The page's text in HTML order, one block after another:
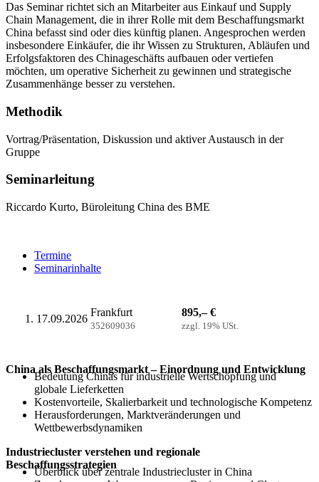
Das Seminar richtet sich an Mitarbeiter aus Einkauf und Supply
Chain Management, die in ihrer Rolle mit dem Beschaffungsmarkt
China befasst sind oder dies künftig planen. Angesprochen werden
insbesondere Einkäufer, die ihr Wissen zu Strukturen, Abläufen und
Erfolgsfaktoren des Chinageschäfts aufbauen oder vertiefen
möchten, um operative Sicherheit zu gewinnen und strategische
Zusammenhänge besser zu verstehen.
Methodik
Vortrag/Präsentation, Diskussion und aktiver Austausch in der
Gruppe
Seminarleitung
Riccardo Kurto, Büroleitung China des BME
Termine
Seminarinhalte
17.09.2026
Frankfurt
352609036
895,– €
zzgl. 19% USt.
China als Beschaffungsmarkt – Einordnung und Entwicklung
Bedeutung Chinas für industrielle Wertschöpfung und
globale Lieferketten
Kostenvorteile, Skalierbarkeit und technologische Kompetenz
Herausforderungen, Marktveränderungen und
Wettbewerbsdynamiken
Industriecluster verstehen und regionale
Beschaffungsstrategien
Überblick über zentrale Industriecluster in China